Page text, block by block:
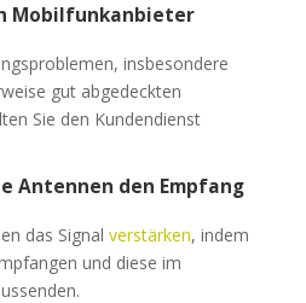
Mobilfunkanbieter
insbesondere
gut abgedeckten
Sie den Kundendienst
Antennen den Empfang
das Signal verstärken, indem
und diese im